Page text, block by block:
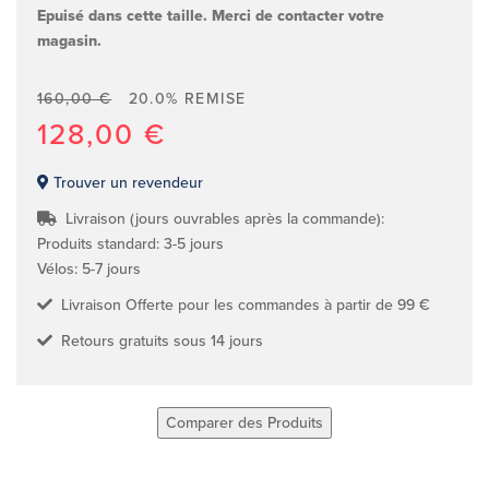
Epuisé dans cette taille. Merci de contacter votre
magasin.
160,00 € 20.0% REMISE
128,00 €
Trouver un revendeur
Livraison (jours ouvrables après la commande):
Produits standard: 3-5 jours
Vélos: 5-7 jours
Livraison Offerte pour les commandes à partir de 99 €
Retours gratuits sous 14 jours
Comparer des Produits